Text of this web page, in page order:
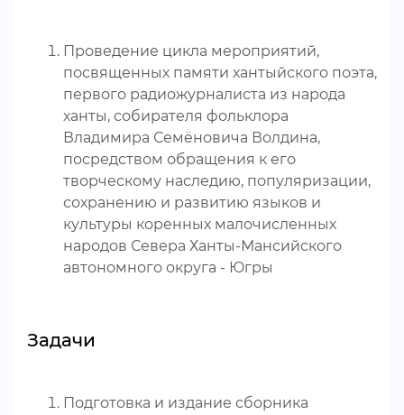
Проведение цикла мероприятий,
посвященных памяти хантыйского поэта,
первого радиожурналиста из народа
ханты, собирателя фольклора
Владимира Семёновича Волдина,
посредством обращения к его
творческому наследию, популяризации,
сохранению и развитию языков и
культуры коренных малочисленных
народов Севера Ханты-Мансийского
автономного округа - Югры
Задачи
Подготовка и издание сборника